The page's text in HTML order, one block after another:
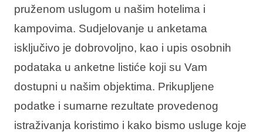
pruženom uslugom u našim hotelima i
kampovima. Sudjelovanje u anketama
isključivo je dobrovoljno, kao i upis osobnih
podataka u anketne listiće koji su Vam
dostupni u našim objektima. Prikupljene
podatke i sumarne rezultate provedenog
istraživanja koristimo i kako bismo usluge koje